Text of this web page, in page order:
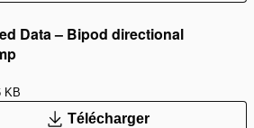
Data – Bipod directional
KB
Télécharger